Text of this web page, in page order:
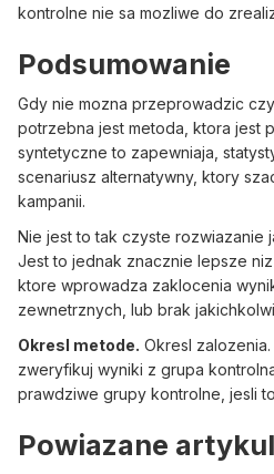
kontrolne nie sa mozliwe do
Podsumowanie
Gdy nie mozna przeprowadzic
potrzebna jest metoda, ktora jest
syntetyczne to zapewniaja,
scenariusz alternatywny, ktory
kampanii.
Nie jest to tak czyste rozwiazanie
Jest to jednak znacznie lepsze
ktore wprowadza zaklocenia
zewnetrznych, lub brak
Okresl metode. Okresl
zweryfikuj wyniki z grupa
prawdziwe grupy kontrolne, jesli
Powiazane